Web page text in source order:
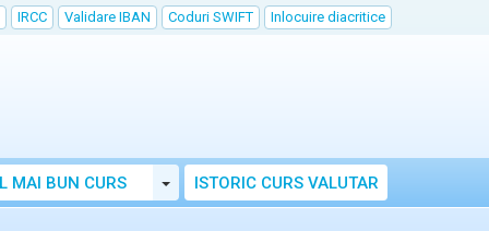
IRCC Validare IBAN Coduri SWIFT Inlocuire diacritice
MAI BUN CURS Toggle Dropdown
ISTORIC CURS VALUTAR